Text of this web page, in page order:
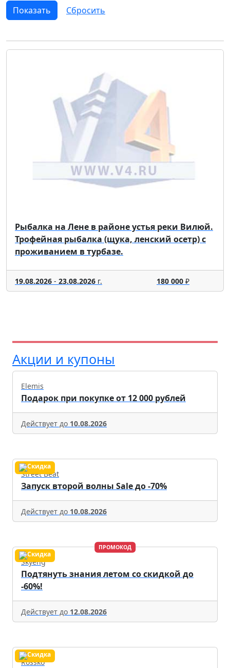
Рыбалка на Лене в районе устья реки Вилюй.
Трофейная рыбалка (щука, ленский осетр) с
проживанием в турбазе.
19.08.2026 - 23.08.2026 г. 180 000₽
Акции и купоны
Elemis
Подарок при покупке от 12 000 рублей
Действует до 10.08.2026
Street Beat
Запуск второй волны Sale до -70%
Действует до 10.08.2026
ПРОМОКОД
Skyeng
Подтянуть знания летом со скидкой до
-60%!
Действует до 12.08.2026
Rossko